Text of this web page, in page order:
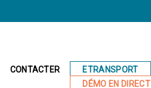
CONTACTER ETRANSPORT
DÉMO EN DIRECT